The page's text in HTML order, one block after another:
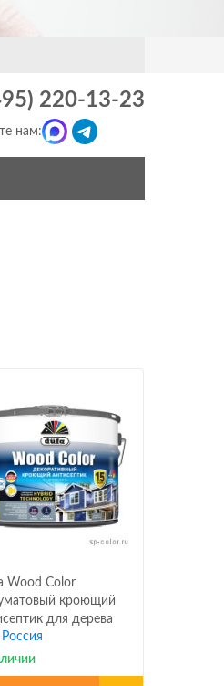
220-13-23
нам:
Wood Color
кроющий
для дерева
Россия